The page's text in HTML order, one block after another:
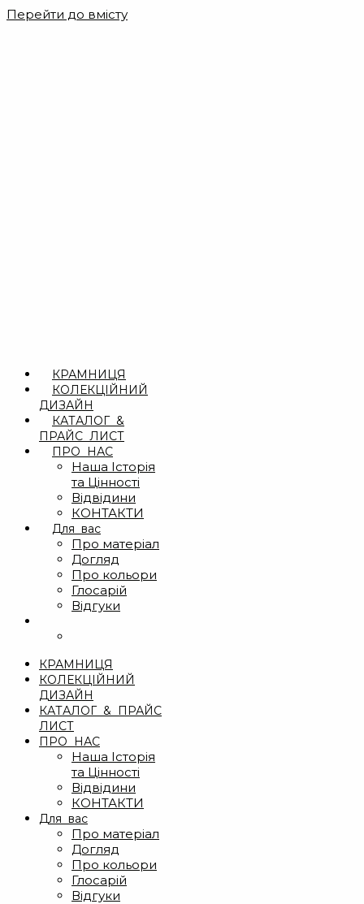
Перейти до вмісту
КРАМНИЦЯ
КОЛЕКЦІЙНИЙ
ДИЗАЙН
КАТАЛОГ &
ПРАЙС ЛИСТ
ПРО НАС
Наша Історія
та Цінності
Відвідини
КОНТАКТИ
Для вас
Про матеріал
Догляд
Про кольори
Глосарій
Відгуки
КРАМНИЦЯ
КОЛЕКЦІЙНИЙ
ДИЗАЙН
КАТАЛОГ & ПРАЙС
ЛИСТ
ПРО НАС
Наша Історія
та Цінності
Відвідини
КОНТАКТИ
Для вас
Про матеріал
Догляд
Про кольори
Глосарій
Відгуки